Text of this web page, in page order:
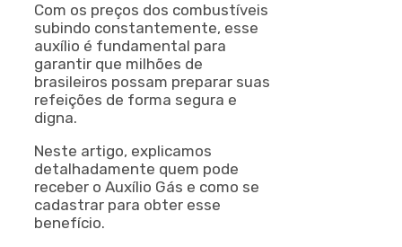
Com os preços dos combustíveis
subindo constantemente, esse
auxílio é fundamental para
garantir que milhões de
brasileiros possam preparar suas
refeições de forma segura e
digna.
Neste artigo, explicamos
detalhadamente quem pode
receber o Auxílio Gás e como se
cadastrar para obter esse
benefício.